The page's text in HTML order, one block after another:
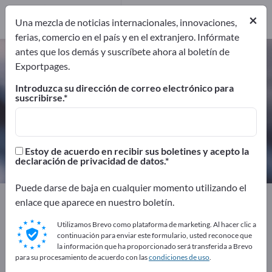
Lubricantes – encuentre
fabricantes y proveedores
Exportadores Fabricantes
1
Exportpages Herramientas de taller
¡Anúnciese gratis en Exportpages!
Necesidades – Ofertas – Productos usados – Contactos
×
Una mezcla de noticias internacionales, innovaciones,
ferias, comercio en el país y en el extranjero. Infórmate
antes que los demás y suscríbete ahora al boletín de
Exportpages.
Introduzca su dirección de correo electrónico para
suscribirse.
Estoy de acuerdo en recibir sus boletines y acepto la
declaración de privacidad de datos.
Puede darse de baja en cualquier momento utilizando el
enlace que aparece en nuestro boletín.
Utilizamos Brevo como plataforma de marketing. Al hacer clic a
continuación para enviar este formulario, usted reconoce que
la información que ha proporcionado será transferida a Brevo
para su procesamiento de acuerdo con lascondiciones de uso.